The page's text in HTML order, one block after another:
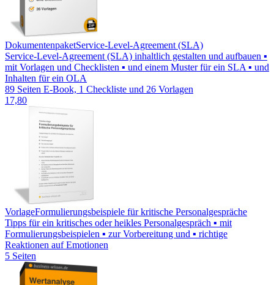
DokumentenpaketService-Level-Agreement (SLA)
Service-Level-Agreement (SLA) inhaltlich gestalten und aufbauen ▪
mit Vorlagen und Checklisten ▪ und einem Muster für ein SLA ▪ und
Inhalten für ein OLA
89 Seiten E-Book, 1 Checkliste und 26 Vorlagen
17,80
VorlageFormulierungsbeispiele für kritische Personalgespräche
Tipps für ein kritisches oder heikles Personalgespräch ▪ mit
Formulierungsbeispielen ▪ zur Vorbereitung und ▪ richtige
Reaktionen auf Emotionen
5 Seiten